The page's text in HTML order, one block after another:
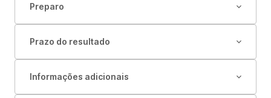
Preparo
Prazo do resultado
Informações adicionais